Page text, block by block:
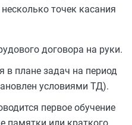
точек касания
договора на руки.
в плане задач на период
условиями ТД).
первое обучение
памятки или краткого